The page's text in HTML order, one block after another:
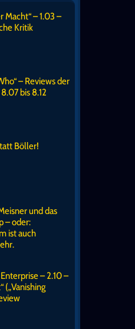
Macht“ – 1.03 –
Kritik
– Reviews der
bis 8.12
Böller!
und das
– oder:
ist auch
– 2.10 –
(„Vanishing